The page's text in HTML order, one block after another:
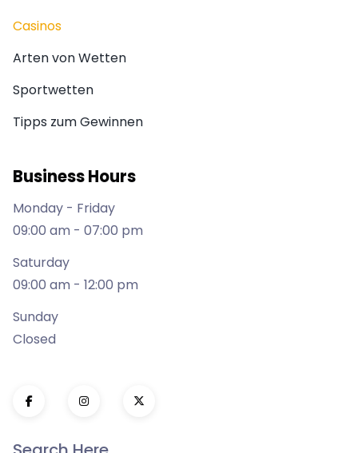
Casinos
Arten von Wetten
Sportwetten
Tipps zum Gewinnen
Business Hours
Monday - Friday
09:00 am - 07:00 pm
Saturday
09:00 am - 12:00 pm
Sunday
Closed